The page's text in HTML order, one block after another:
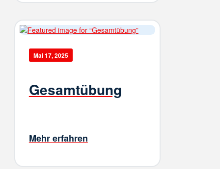
Mai 17, 2025
Gesamtübung
Mehr erfahren